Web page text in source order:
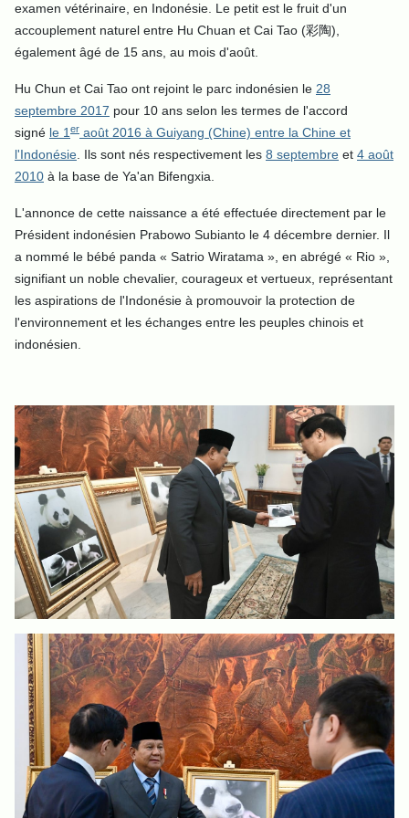
examen vétérinaire, en Indonésie. Le petit est le fruit d'un
accouplement naturel entre Hu Chuan et Cai Tao (彩陶),
également âgé de 15 ans, au mois d'août.
Hu Chun et Cai Tao ont rejoint le parc indonésien le 28
septembre 2017 pour 10 ans selon les termes de l'accord
signé le 1 er août 2016 à Guiyang (Chine) entre la Chine et
l'Indonésie Ils sont nés respectivement les 8 septembre et 4 août
2010 à la base de Ya'an Bifengxia.
L'annonce de cette naissance a été effectuée directement par le
Président indonésien Prabowo Subianto le 4 décembre dernier. Il
a nommé le bébé panda « Satrio Wiratama », en abrégé « Rio »,
signifiant un noble chevalier, courageux et vertueux, représentant
les aspirations de l'Indonésie à promouvoir la protection de
l'environnement et les échanges entre les peuples chinois et
indonésien.